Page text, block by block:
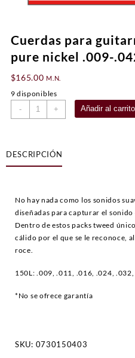
Cuerdas para
pure nickel .009-
$165.00 M.N.
9 disponibles
-
Cuerdas
para
150's
pure
cantidad
+ Añadir al carrito
DESCRIPCIÓN
No hay nada como los sonidos
diseñadas para capturar el
Dentro de estos packs tweed
cálido por el que se le reconoce,
roce.
150L: .009, .011, .016, .024,
*No se ofrece garantía
SKU: 0730150403